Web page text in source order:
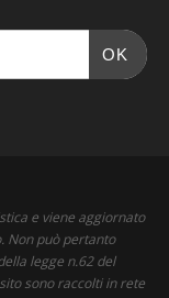
OK
e viene aggiornato
Non può pertanto
legge n.62 del
sono raccolti in rete